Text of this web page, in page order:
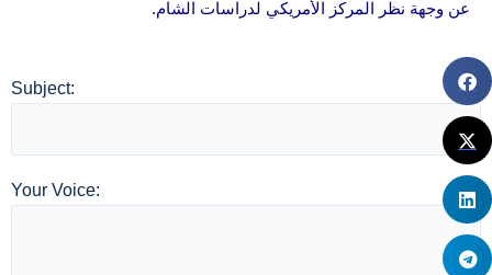
عن وجهة نظر المركز الأمريكي لدراسات الشام.
Subject:
Your Voice: